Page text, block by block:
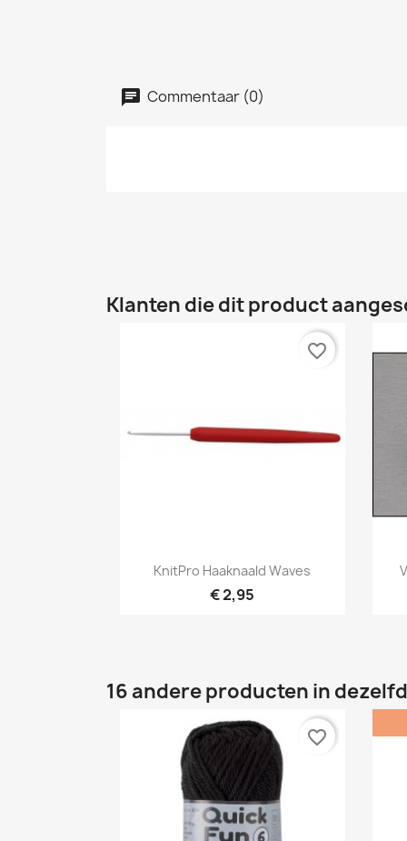
Commentaar (0)
Klanten die dit product
Snel bekijken
KnitPro Haaknaald Waves
€ 2,95
favorite_border
16 andere producten in
favorite_border